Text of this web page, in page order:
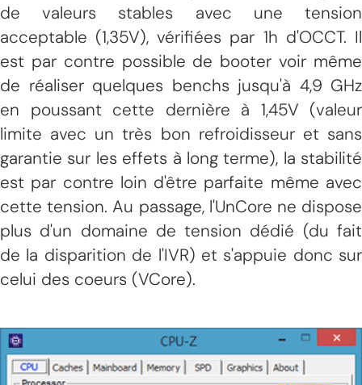
de valeurs stables avec une tension
acceptable (1,35V), vérifiées par 1h d'OCCT. Il
est par contre possible de booter voir même
de réaliser quelques benchs jusqu'à 4,9 GHz
en poussant cette dernière à 1,45V (valeur
limite avec un très bon refroidisseur et sans
garantie sur les effets à long terme), la stabilité
est par contre loin d'être parfaite même avec
cette tension. Au passage, l'UnCore ne dispose
plus d'un domaine de tension dédié (du fait
de la disparition de l'IVR) et s'appuie donc sur
celui des coeurs (VCore).